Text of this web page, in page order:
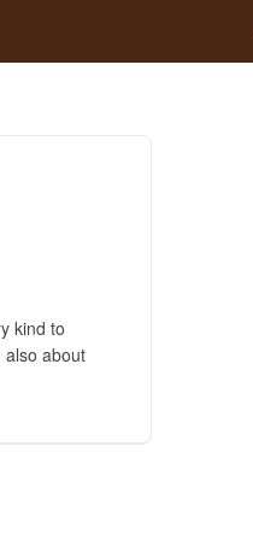
kind to
also about